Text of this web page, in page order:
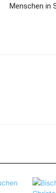
Menschen in